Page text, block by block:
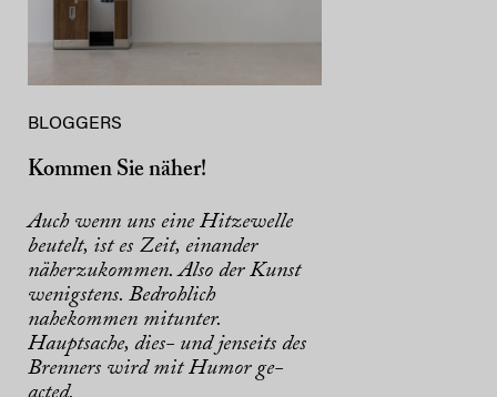
BLOGGERS
Kommen Sie näher!
Auch wenn uns eine Hitzewelle
beutelt, ist es Zeit, einander
näherzukommen. Also der Kunst
wenigstens. Bedrohlich
nahekommen mitunter.
Hauptsache, dies- und jenseits des
Brenners wird mit Humor ge-
acted.